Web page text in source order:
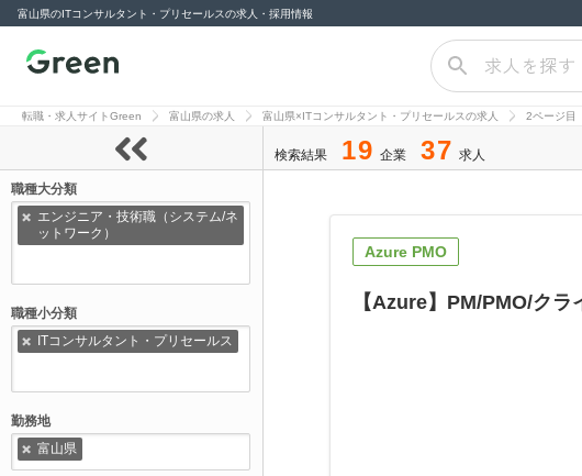
富山県のITコンサルタント・プリセールスの求人・採用情報
Green（グリー
求人を探す
転職・求人サイトGreen 富山県の求人 富山県×ITコンサルタント・プリセールスの求人 2ページ目
職種大分類
エンジニア・技術職（システム/ネ
ットワーク）
職種小分類
ITコンサルタント・プリセールス
勤務地
富山県
検索結果 19 企業 37 求人
Azure PMO
【Azure】PM/PMO/ク